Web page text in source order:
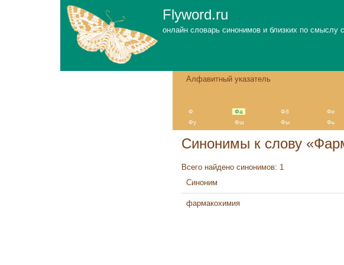
Flyword.ru
онлайн словарь синонимов и близких по смыслу
Алфавитный указатель
Ф Фа Фб Фе
Фу
Фш Фы Фь
Синонимы к слову
Всего найдено синонимов: 1
Синоним
фармакохимия